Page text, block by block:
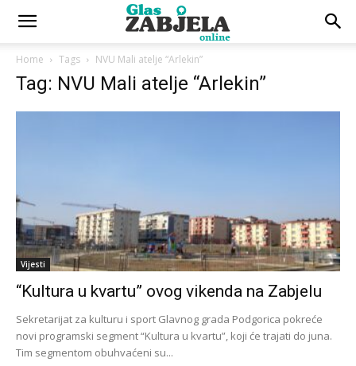
Home Tags NVU Mali atelje “Arlekin”
Tag: NVU Mali atelje “Arlekin”
Vijesti
“Kultura u kvartu” ovog vikenda na Zabjelu
Sekretarijat za kulturu i sport Glavnog grada Podgorica pokreće
novi programski segment “Kultura u kvartu”, koji će trajati do juna.
Tim segmentom obuhvaćeni su...